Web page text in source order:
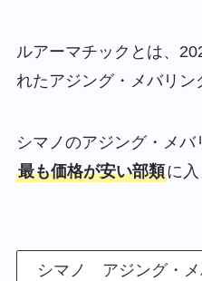
ルアーマチックとは、
れたアジング・メバリン
シマノのアジング・メバ
最も価格が安い部類に入
シマノ アジング・メ